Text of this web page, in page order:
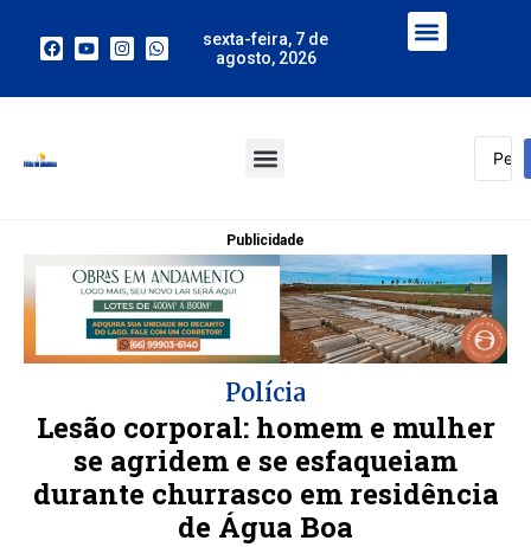
sexta-feira, 7 de
agosto, 2026
Publicidade
Polícia
Lesão corporal: homem e mulher
se agridem e se esfaqueiam
durante churrasco em residência
de Água Boa